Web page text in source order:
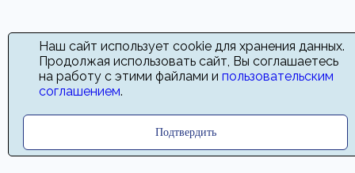
Наш сайт использует cookie для хранения данных.
Продолжая использовать сайт, Вы соглашаетесь
на работу с этими файлами и пользовательским
соглашением.
Подтвердить